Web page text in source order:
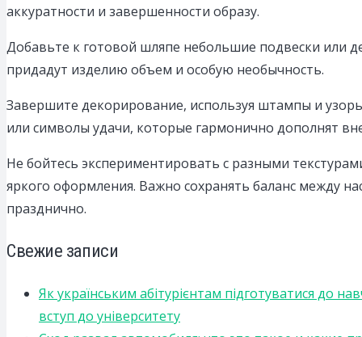
аккуратности и завершенности образу.
Добавьте к готовой шляпе небольшие подвески или
придадут изделию объем и особую необычность.
Завершите декорирование, используя штампы и
или символы удачи, которые гармонично дополнят
Не бойтесь экспериментировать с разными
яркого оформления. Важно сохранять баланс между
празднично.
Свежие записи
Як українським абітурієнтам підготуватися до
вступ до університету